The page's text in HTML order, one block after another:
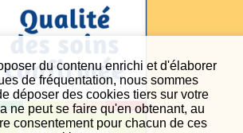
du contenu enrichi et d'élaborer
de fréquentation, nous sommes
déposer des cookies tiers sur votre
ne peut se faire qu'en obtenant, au
consentement pour chacun de ces